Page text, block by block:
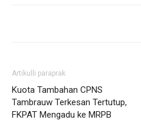
Artikulli paraprak
Kuota Tambahan CPNS
Tambrauw Terkesan Tertutup,
FKPAT Mengadu ke MRPB